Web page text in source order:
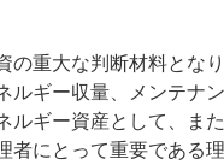
の重大な判断材料とな
ギー収量、メンテナ
ギー資産として、ま
にとって重要である